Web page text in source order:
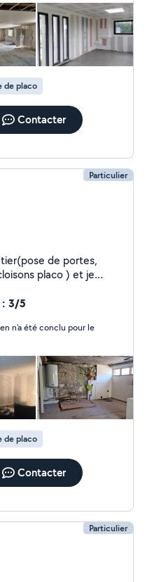
de placo
Contacter
Particulier
de portes,
placo ) et je
petites électricité
: 3/5
de placo
Contacter
Particulier